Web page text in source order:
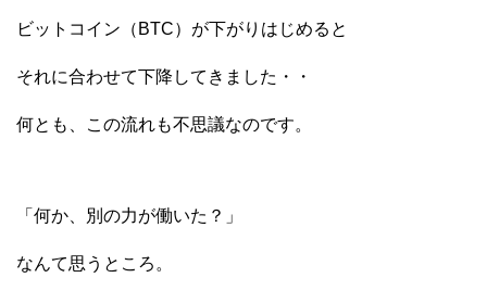
ビットコイン（BTC）が下がりはじめると
それに合わせて下降してきました・・
何とも、この流れも不思議なのです。
「何か、別の力が働いた？」
なんて思うところ。